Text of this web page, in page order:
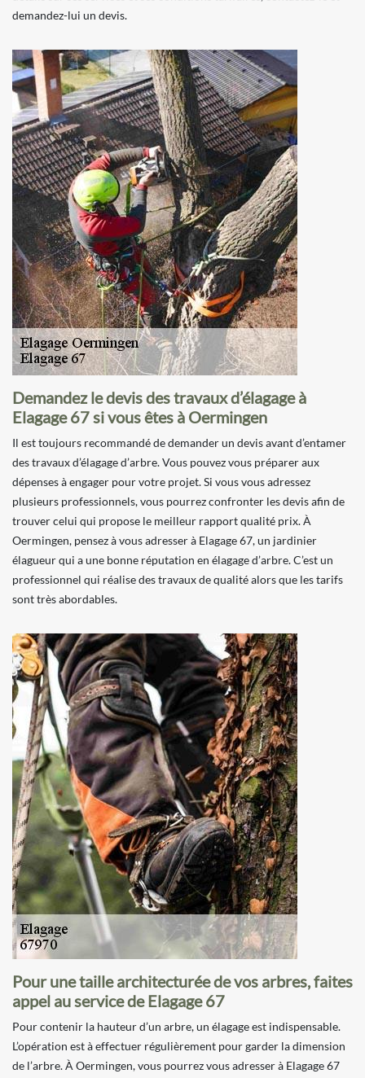
demandez-lui un devis.
Demandez le devis des travaux d’élagage à
Elagage 67 si vous êtes à Oermingen
Il est toujours recommandé de demander un devis avant d’entamer
des travaux d’élagage d’arbre. Vous pouvez vous préparer aux
dépenses à engager pour votre projet. Si vous vous adressez
plusieurs professionnels, vous pourrez confronter les devis afin de
trouver celui qui propose le meilleur rapport qualité prix. À
Oermingen, pensez à vous adresser à Elagage 67, un jardinier
élagueur qui a une bonne réputation en élagage d’arbre. C’est un
professionnel qui réalise des travaux de qualité alors que les tarifs
sont très abordables.
Pour une taille architecturée de vos arbres, faites
appel au service de Elagage 67
Pour contenir la hauteur d’un arbre, un élagage est indispensable.
L’opération est à effectuer régulièrement pour garder la dimension
de l’arbre. À Oermingen, vous pourrez vous adresser à Elagage 67